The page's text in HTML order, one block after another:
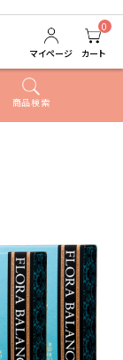
マイページ
0
カート
商品検索